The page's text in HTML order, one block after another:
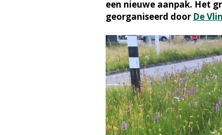
een nieuwe aanpak. Het
georganiseerd door De